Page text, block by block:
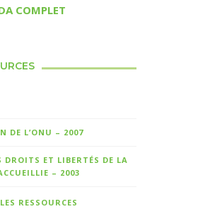
COMPLET
DE L’ONU – 2007
DROITS ET LIBERTÉS DE LA
– 2003
RESSOURCES